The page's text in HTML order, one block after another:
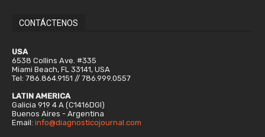
CONTÁCTENOS
USA
6538 Collins Ave. #335
Miami Beach, FL 33141, USA
Tel: 786.864.9151 // 786.999.0557
LATIN AMERICA
Galicia 919 4 A (C1416DGI)
Buenos Aires - Argentina
Email: info@diagnosticojournal.com